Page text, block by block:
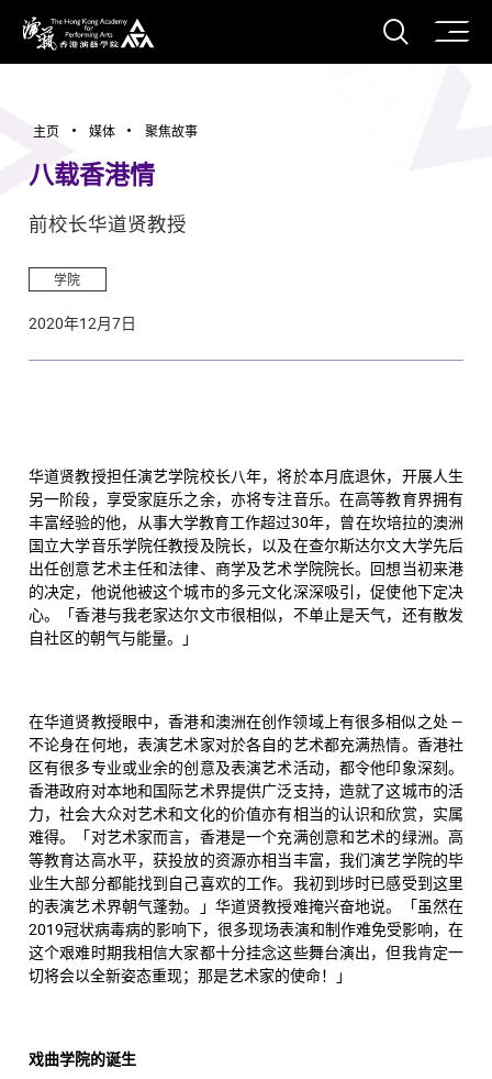
香港演艺学院
打开
主页 媒体 聚焦故事
八载香港情
前校长华道贤教授
学院
2020年12月7日
华道贤教授担任演艺学院校长八年，将於本月底退休，开展人生
另一阶段，享受家庭乐之余，亦将专注音乐。在高等教育界拥有
丰富经验的他，从事大学教育工作超过30年，曾在坎培拉的澳洲
国立大学音乐学院任教授及院长，以及在查尔斯达尔文大学先后
出任创意艺术主任和法律、商学及艺术学院院长。回想当初来港
的决定，他说他被这个城市的多元文化深深吸引，促使他下定决
心。「香港与我老家达尔文市很相似，不单止是天气，还有散发
自社区的朝气与能量。」
在华道贤教授眼中，香港和澳洲在创作领域上有很多相似之处 —
不论身在何地，表演艺术家对於各自的艺术都充满热情。香港社
区有很多专业或业余的创意及表演艺术活动，都令他印象深刻。
香港政府对本地和国际艺术界提供广泛支持，造就了这城市的活
力，社会大众对艺术和文化的价值亦有相当的认识和欣赏，实属
难得。「对艺术家而言，香港是一个充满创意和艺术的绿洲。高
等教育达高水平，获投放的资源亦相当丰富，我们演艺学院的毕
业生大部分都能找到自己喜欢的工作。我初到埗时已感受到这里
的表演艺术界朝气蓬勃。」华道贤教授难掩兴奋地说。「虽然在
2019冠状病毒病的影响下，很多现场表演和制作难免受影响，在
这个艰难时期我相信大家都十分挂念这些舞台演出，但我肯定一
切将会以全新姿态重现；那是艺术家的使命！」
戏曲学院的诞生